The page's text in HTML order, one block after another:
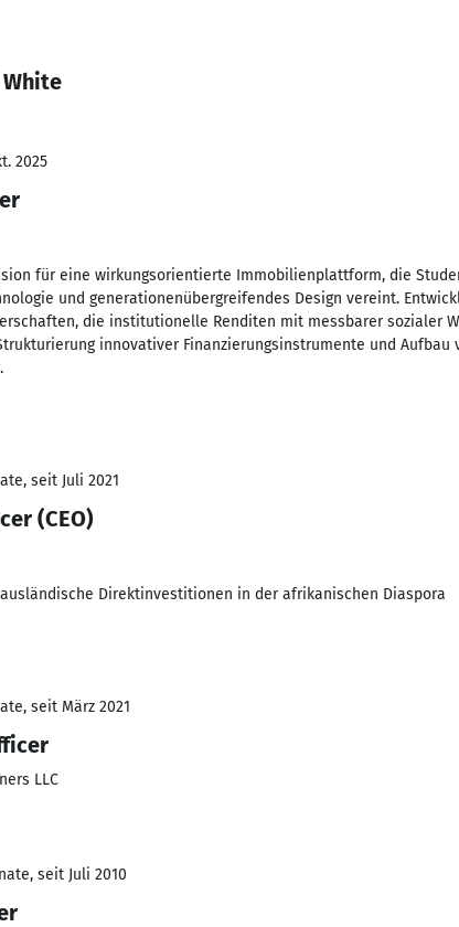
2025
für eine wirkungsorientierte Immobilienplattform, die
und generationenübergreifendes Design vereint.
die institutionelle Renditen mit messbarer sozialer
innovativer Finanzierungsinstrumente und Aufbau
seit Juli 2021
(CEO)
Direktinvestitionen in der afrikanischen Diaspora
seit März 2021
LLC
seit Juli 2010